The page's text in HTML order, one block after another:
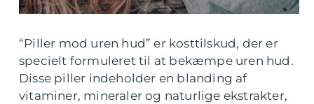
“Piller mod uren hud” er kosttilskud, der er
specielt formuleret til at bekæmpe uren hud.
Disse piller indeholder en blanding af
vitaminer, mineraler og naturlige ekstrakter,